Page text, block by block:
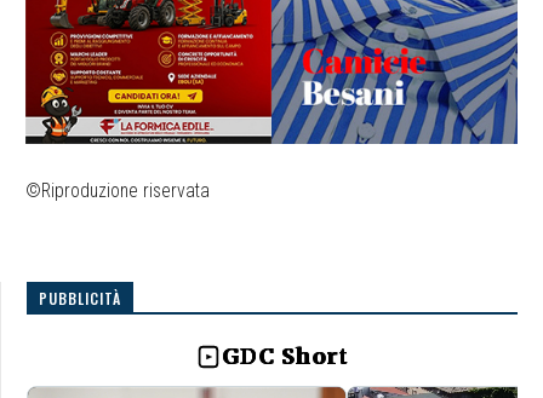
©Riproduzione riservata
PUBBLICITÀ
GDC Short